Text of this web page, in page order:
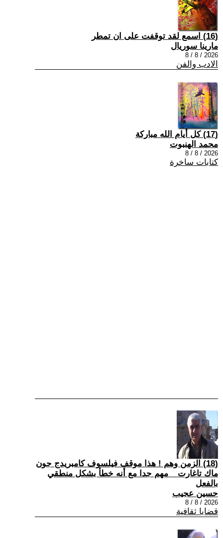
(16) اسمع لقد توقفت على ان تمطر
مارينا سوريال
2026 / 8 / 8
الادب والفن
(17) كل أيام الله مباركة
محمد الهنبوت
2026 / 8 / 8
كتابات ساخرة
(18) الزمن وهم ! هذا موقف فيلسوف كامبريدج جون
ماك تاغارت _ مهم جدا مع أنه خطأ بشكل منطقي
بالفعل
حسين عجيب
2026 / 8 / 8
قضايا ثقافية